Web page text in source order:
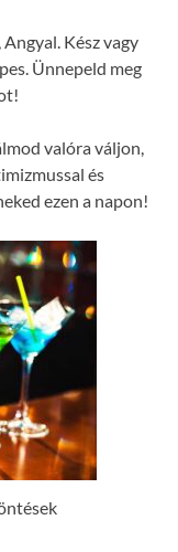
Kész vagy
Ünnepeld meg
valóra váljon,
és
ezen a napon!